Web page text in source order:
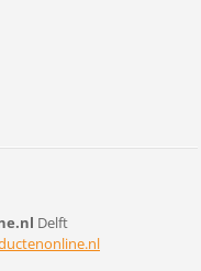
Delft
uctenonline.nl